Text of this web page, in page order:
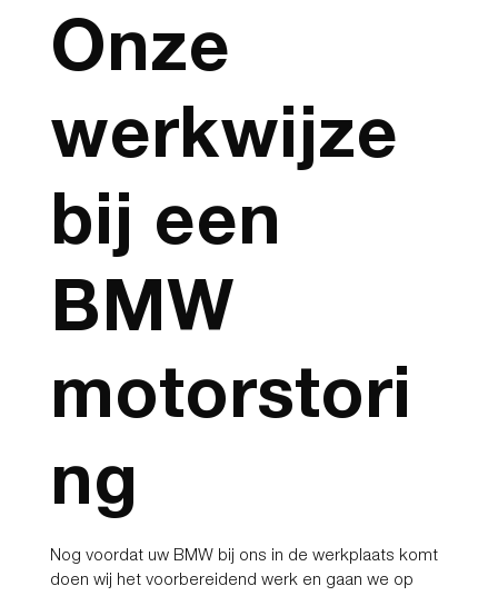
Onze
werkwijze
bij een
BMW
motorstori
ng
Nog voordat uw BMW bij ons in de werkplaats komt
doen wij het voorbereidend werk en gaan we op